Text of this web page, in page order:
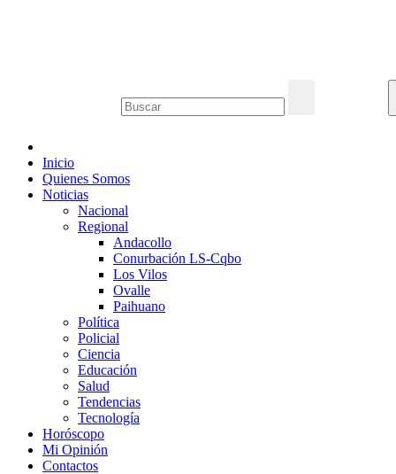
Inicio
Quienes Somos
Noticias
Nacional
Regional
Andacollo
Conurbación LS-Cqbo
Los Vilos
Ovalle
Paihuano
Política
Policial
Ciencia
Educación
Salud
Tendencias
Tecnología
Horóscopo
Mi Opinión
Contactos